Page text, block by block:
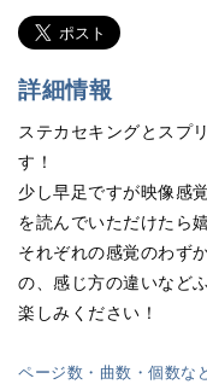
詳細情報
ステカセキングとスプ
す！
少し早足ですが映像感
を読んでいただけたら
それぞれの感覚のわず
の、感じ方の違いなど
楽しみください！
ページ数・曲数・個数な